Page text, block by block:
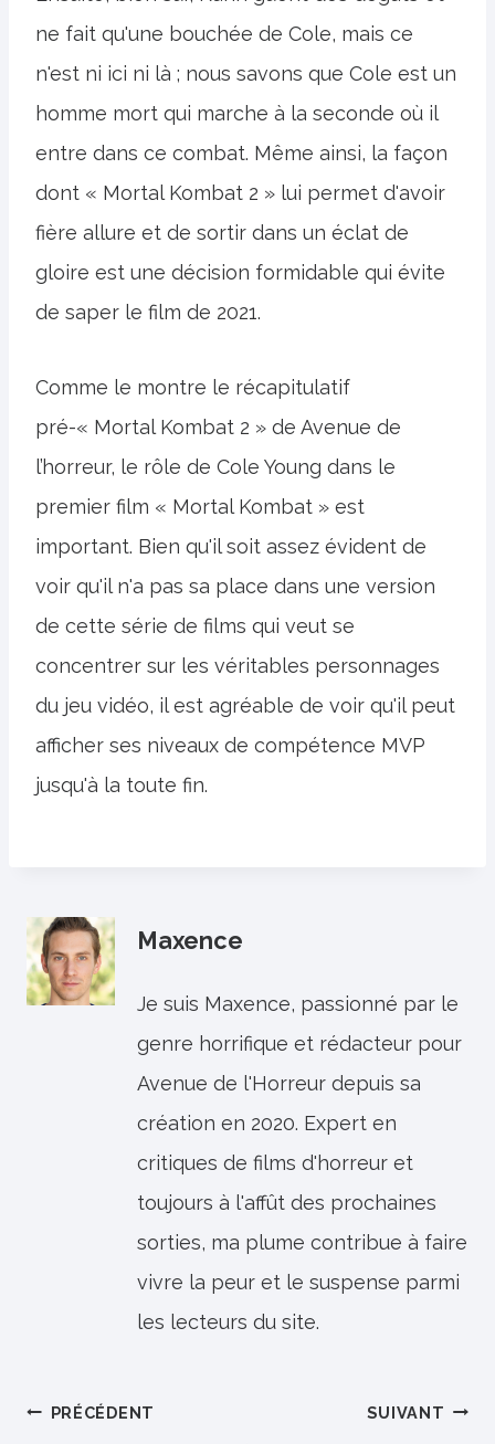
ne fait qu'une bouchée de Cole, mais ce
n'est ni ici ni là ; nous savons que Cole est un
homme mort qui marche à la seconde où il
entre dans ce combat. Même ainsi, la façon
dont « Mortal Kombat 2 » lui permet d'avoir
fière allure et de sortir dans un éclat de
gloire est une décision formidable qui évite
de saper le film de 2021.
Comme le montre le récapitulatif
pré-« Mortal Kombat 2 » de Avenue de
l’horreur, le rôle de Cole Young dans le
premier film « Mortal Kombat » est
important. Bien qu'il soit assez évident de
voir qu'il n'a pas sa place dans une version
de cette série de films qui veut se
concentrer sur les véritables personnages
du jeu vidéo, il est agréable de voir qu'il peut
afficher ses niveaux de compétence MVP
jusqu'à la toute fin.
Maxence
Je suis Maxence, passionné par le
genre horrifique et rédacteur pour
Avenue de l'Horreur depuis sa
création en 2020. Expert en
critiques de films d'horreur et
toujours à l'affût des prochaines
sorties, ma plume contribue à faire
vivre la peur et le suspense parmi
les lecteurs du site.
Navigation
PRÉCÉDENT SUIVANT